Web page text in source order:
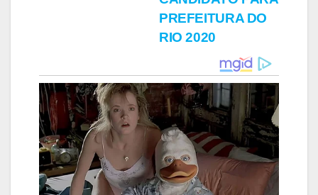
PREFEITURA DO
RIO 2020